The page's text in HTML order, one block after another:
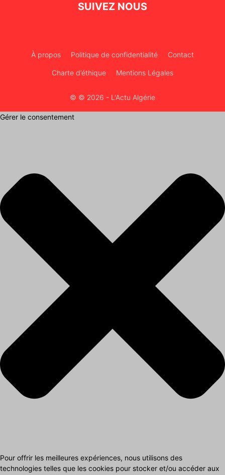
SUIVEZ NOUS
À propos Politique de confidentialité Contact
Charte d’éthique Mentions Légales
© © 2026 - L'Actu Algérie
Gérer le consentement
Pour offrir les meilleures expériences, nous utilisons des
technologies telles que les cookies pour stocker et/ou accéder aux